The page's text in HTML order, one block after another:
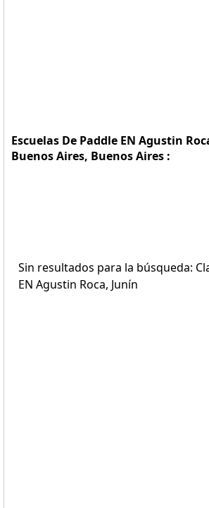
Escuelas De Paddle EN Agustin
Buenos Aires, Buenos Aires :
Sin resultados para la búsqueda:
EN Agustin Roca, Junín